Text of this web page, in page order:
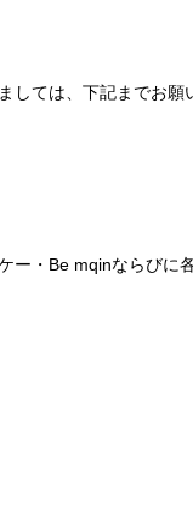
ては、下記までお願
ー・Be mqinならびに